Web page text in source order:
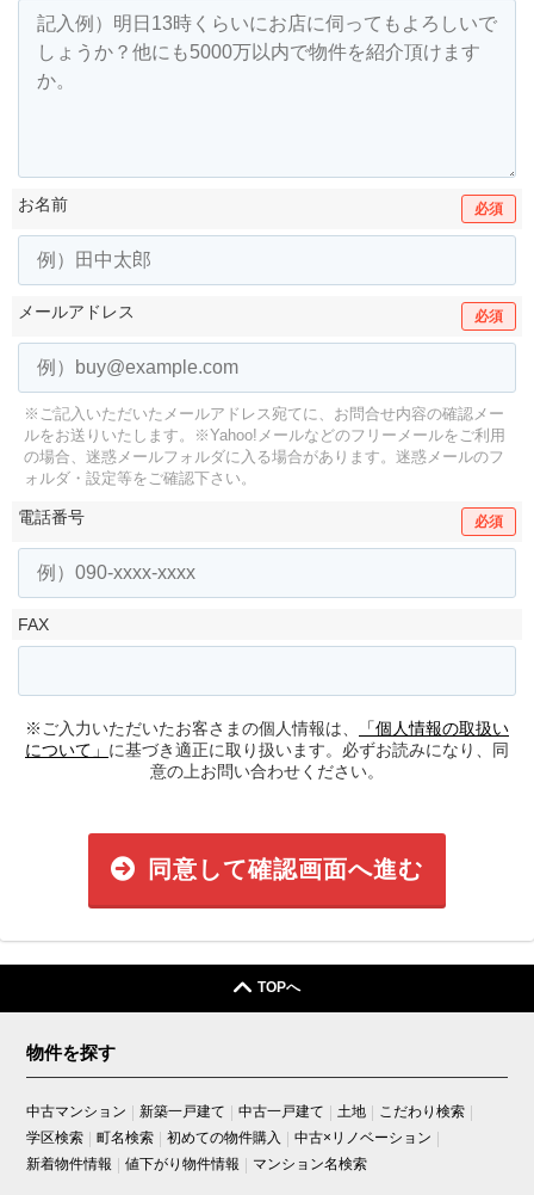
お名前 必須
メールアドレス 必須
※ご記入いただいたメールアドレス宛てに、お問合せ内容の確認メー
ルをお送りいたします。
※Yahoo!メールなどのフリーメールをご利用
の場合、迷惑メールフォルダに入る場合があります。 迷惑メールのフ
ォルダ・設定等をご確認下さい。
電話番号 必須
FAX
※ご入力いただいたお客さまの個人情報は、
「個人情報の取扱い
について」 に基づき適正に取り扱います。必ずお読みになり、同
意の上お問い合わせください。
同意して確認画面へ進む
TOPへ
物件を探す
中古マンション 新築一戸建て 中古一戸建て 土地
こだわり検索
学区検索
町名検索 初めての物件購入
中古×リノベーション
新着物件情報
値下がり物件情報 マンション名検索